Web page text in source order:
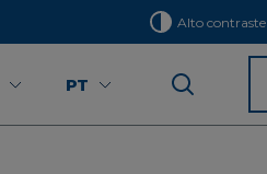
Alto contraste
PT Início